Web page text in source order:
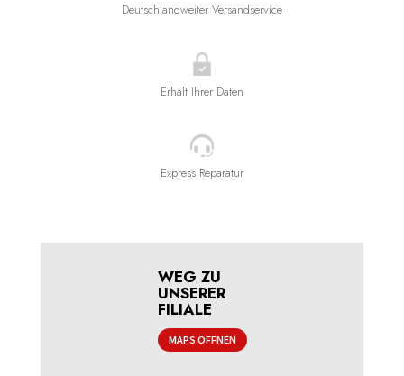
Deutschlandweiter Versandservice
Erhalt Ihrer Daten
Express Reparatur
WEG ZU
UNSERER
FILIALE
MAPS ÖFFNEN